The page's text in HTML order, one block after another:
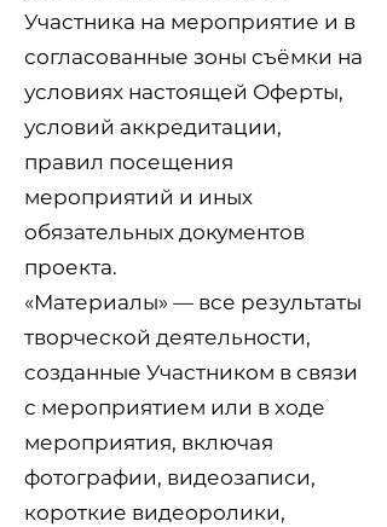
Участника на мероприятие и в
согласованные зоны съёмки на
условиях настоящей Оферты,
условий аккредитации,
правил посещения
мероприятий и иных
обязательных документов
проекта.
«Материалы» — все результаты
творческой деятельности,
созданные Участником в связи
с мероприятием или в ходе
мероприятия, включая
фотографии, видеозаписи,
короткие видеоролики,